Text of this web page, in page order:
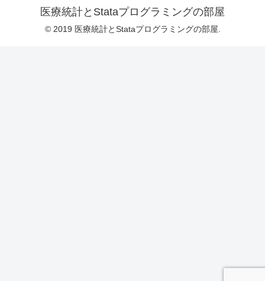
医療統計とStataプログラミングの部屋
© 2019 医療統計とStataプログラミングの部屋.